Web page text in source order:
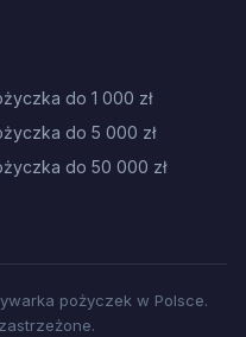
do 1 000 zł
do 5 000 zł
do 50 000 zł
pożyczek w Polsce.